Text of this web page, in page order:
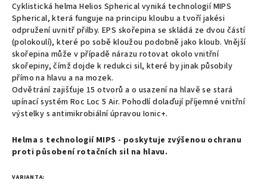
Cyklistická helma Helios Spherical vyniká technologií MIPS
Spherical, která funguje na principu kloubu a tvoří jakési
odpružení uvnitř přilby. EPS skořepina se skládá ze dvou částí
(polokoulí), které po sobě kloužou podobně jako kloub. Vnější
skořepina může v případě nárazu rotovat okolo vnitřní
skořepiny, čímž dojde k redukci sil, které by jinak působily
přímo na hlavu a na mozek.
Odvětrání zajišťuje 15 otvorů a o usazení na hlavě se stará
upínací systém Roc Loc 5 Air. Pohodlí dolaďují příjemné vnitřní
výstelky s antimikrobiální úpravou Ionic+.
Helma s technologií MIPS - poskytuje zvýšenou ochranu
proti působení rotačních sil na hlavu.
VARIANTA: